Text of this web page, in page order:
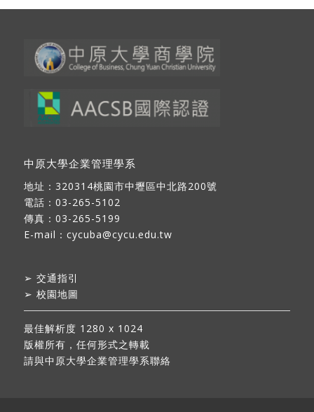
中原大學企業管理學系
地址： 320314桃園市中壢區中北路200號
電話：03-265-5102
傳真：03-265-5199
E-mail： cycuba@cycu.edu.tw
➢ 交通指引
➢ 校園地圖
最佳解析度 1280 x 1024
版權所有，任何形式之轉載
請與中原大學企業管理學系聯絡